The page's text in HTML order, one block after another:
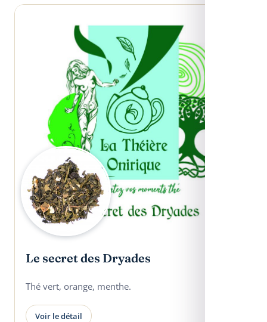
Le secret des Dryades
Thé vert, orange, menthe.
Voir le détail